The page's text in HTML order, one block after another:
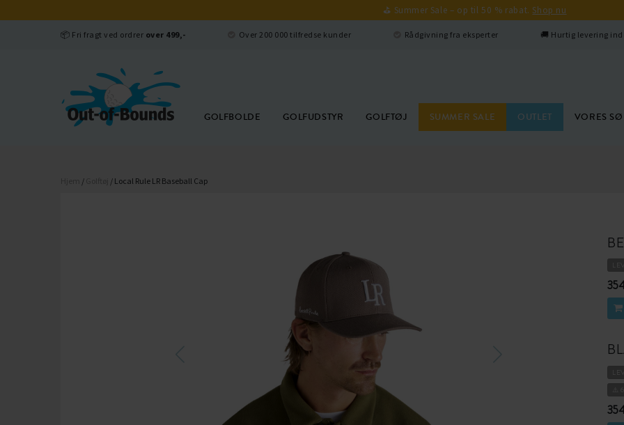
⛳ Summer Sale – op til 50 % rabat. Shop nu
📦 Fri fragt ved ordrer over 499,- Over 200 000 tilfredse kunder Rådgivning fra eksperter 🚚 Hurtig levering
GOLFBOLDE GOLFUDSTYR GOLFTØJ SUMMER SALE OUTLET VORES
/ / Local Rule LR Baseball Cap